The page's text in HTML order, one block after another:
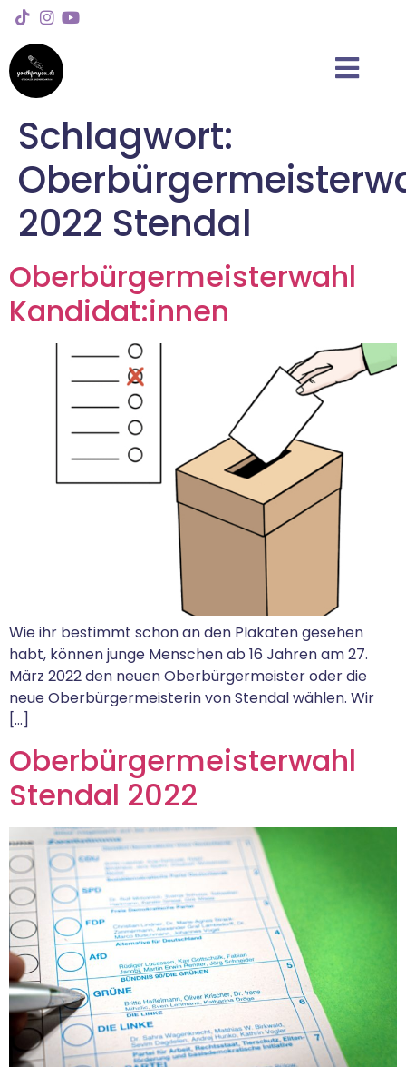
Schlagwort:
2022 Stendal
Oberbürgermeisterwahl
Kandidat:innen
Wie ihr bestimmt schon an den Plakaten gesehen
habt, können junge Menschen ab 16 Jahren am 27.
März 2022 den neuen Oberbürgermeister oder die
neue Oberbürgermeisterin von Stendal wählen. Wir
[…]
Oberbürgermeisterwahl
Stendal 2022